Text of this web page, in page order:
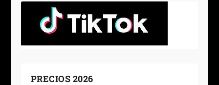
PRECIOS 2026